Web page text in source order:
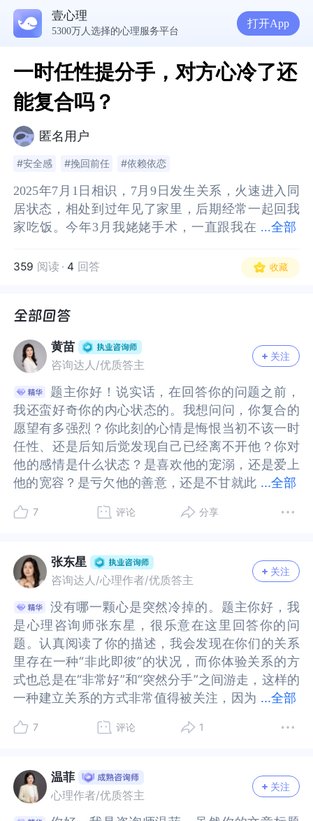
壹心理
5300万人选择的心理服务平台
打开App
一时任性提分手，对方心冷了还
能复合吗？
匿名用户
#安全感 #挽回前任 #依赖依恋
...全部
2025年7月1日相识，7月9日发生关系，火速进入同
居状态，相处到过年见了家里，后期经常一起回我
家吃饭。今年3月我姥姥手术，一直跟我在
查，也一直陪着我。从开始到分手的前一个月，对
我都是很好的，因为他的宠溺和忍让，让我忘乎所
喜欢他，他是特别特别孝顺的人。我是孝，但不会
顺，跟父母脾气急躁不会控制情绪，他也说过我。
我总是控制不住。他从小单亲，跟妈妈，从离婚就
再没见过父亲有过联系，前几年妈妈还因病去世
了。他离异，有一个16岁女儿，但女儿跟前妻生
活。我未婚未孕。然后今年5月17晚，因为我的无理
取闹，追问逼迫不让睡觉，必须说清楚，最后情绪
爆发。出走，分手。5月19号我去找他给他送了近期
的衣服鞋子，日用品。晚上回家发了小作文，表达
了可以冷静，别分手，我意识到了我的问题，会
说话了，他态度明确表达分手，我着急的去了他
只是说来表态，还是会给空间，让他冷静后再说。
他当面告诉我，说啥也不处了，累了，太累了，从
来没这么累过，我的情绪不稳定焦虑，让他抑郁，
他觉得我让他有阴影。不处了，以后都不谈了，一
个人挺好的。说我再去家里堵就搬家，换工作。我
说不会，会给你时间空间考虑，我们缓一缓，我会
改。我走了。后期正经事说话也会回复嗯嗯。我跟
家里撒谎说他出差了。这个说辞也提前只会过他。
我妈妈发WX关心，他也顺着说了，并没有拆穿。昨
天发了反思信息，并没求原谅，也没求复合。他也
回复了一句，赶紧研究挣钱吧。(分手前一个半月我
说别上火，有他呢）
他1986年男
2025年7月1日相识，7月9日发生关系，火速进入同
居状态，相处到过年见了家里，后期经常一起回我
家吃饭。今年3月我姥姥手术，一直跟我在医院陪床
陪着我。从开始到分手的前一个月，对我都是很好
的，因为他的宠溺和忍让，让我忘乎所以，忘记他
是特别特别孝顺的人。我是孝，但不会顺，跟父母
脾气急躁不会控制情绪，他也说过我。我总是控制
不住。他从小单亲，跟妈妈，从离婚就再没见过父
亲有过联系，前几年妈妈还因病去世了。他离异，
有一个16岁女儿，但女儿跟前妻生活。我未婚未
孕。然后今年5月17晚，因为我的无理取闹，追问逼
迫不让睡觉，必须说清楚，最后情绪爆发。出走，
分手。5月19号我去找他给他送了近期的衣服鞋子，
日用品。晚上回家发了小作文，表达了可以冷静，
别分手，我意识到了我的问题，会改。给他时间空
明确表达分手，我着急的去了他家，但不是狠狠纠
是会给空间，让他冷静后再说。他当面告诉我，说
啥也不处了，累了，太累了，从来没这么累过，我
的情绪不稳定焦虑，让他抑郁，他觉得我让他有阴
影。不处了，以后都不谈了，一个人挺好的。说我
再去家里堵就搬家，换工作。我说不会，会给你时
间空间考虑，我们缓一缓，我会改。我走了。后期
正经事说话也会回复嗯嗯。我跟家里撒谎说他出差
了。这个说辞也提前只会过他。我妈妈发WX关心，
他也顺着说了，并没有拆穿。昨天发了反思信息，
并没求原谅，也没求复合。他也回复了一句，赶紧
研究挣钱吧。(分手前一个半月我辞职了，然后也是
呢）
他1986年男
359 阅读 · 4 回答 收藏
黄苗
咨询达人/优质答主
关注
...全部
题主你好！说实话，在回答你的问题之前，
我还蛮好奇你的内心状态的。我想问问，你复合的
愿望有多强烈？你此刻的心情是悔恨当初不该一时
任性、还是后知后觉发现自己已经离不开他？你对
他的感情是什么状态？是喜欢他的宠溺，还是爱上
他的宽容？是亏欠他的善意，还是不甘就此
内心动态的并不多。所以我在想，你可能需要更深
有情绪时更多倾向于用行动化表达。比如：很快认
识建立关系，「火速」进入同居；逼迫不让睡觉，
必须说清楚；他态度明确表达分手，你「着急」去
了他家...我猜你是一个雷厉风行、处事利落的人，
这种特质在工作、生活中也许很高效，不过在情感
的世界里，有时需要另一种节奏。我建议你可以把
速度放慢一点，留一点时间和空间沉淀一下，好让
你的情绪跟上你的身体，尝试用语言表达你的情感
而不仅是行动。也可以开启一段心理咨询，了解和
看见自己面对情感的状态。至于是否能复合，也许
可以放在下一步。或许等你调整好自己的状态，先
心理咨询师黄苗，世界和我爱着你。
我还蛮好奇你的内心状态的。我想问问，你复合的
愿望有多强烈？你此刻的心情是悔恨当初不该一时
任性、还是后知后觉发现自己已经离不开他？你对
他的感情是什么状态？是喜欢他的宠溺，还是爱上
他的宽容？是亏欠他的善意，还是不甘就此别过？
态的并不多。所以我在想，你可能需要更深一层，
时更多倾向于用行动化表达。比如：很快认识建立
关系，「火速」进入同居；逼迫不让睡觉，必须说
清楚；他态度明确表达分手，你「着急」去了他
家...我猜你是一个雷厉风行、处事利落的人，这种
特质在工作、生活中也许很高效，不过在情感的世
界里，有时需要另一种节奏。我建议你可以把速度
放慢一点，留一点时间和空间沉淀一下，好让你的
情绪跟上你的身体，尝试用语言表达你的情感而不
仅是行动。也可以开启一段心理咨询，了解和看见
自己面对情感的状态。至于是否能复合，也许可以
放在下一步。或许等你调整好自己的状态，先与自
咨询师黄苗，世界和我爱着你。
7 评论 分享
张东星
咨询达人/心理作者/优质答主
关注
...全部
没有哪一颗心是突然冷掉的。题主你好，我
是心理咨询师张东星，很乐意在这里回答你的问
题。认真阅读了你的描述，我会发现在你们的关系
里存在一种“非此即彼”的状况，而你体验关系的方
式也总是在“非常好”和“突然分手”之间游走，这样的
一种建立关系的方式非常值得被关注，因为
的情谊，而这也许是你们关系相处到现在，出现“分
爱，获得对方情绪情感的支持，只有拥有这些才能
让你感受到短暂的满足，如果不是这样，你可能会
常常感到焦虑，暴躁，甚至需要逼迫对方，以此换
是心理咨询师张东星，很乐意在这里回答你的问
题。认真阅读了你的描述，我会发现在你们的关系
里存在一种“非此即彼”的状况，而你体验关系的方
式也总是在“非常好”和“突然分手”之间游走，这样的
一种建立关系的方式非常值得被关注，因为它意味
谊，而这也许是你们关系相处到现在，出现“分
爱，获得对方情绪情感的支持，只有拥有这些才能
让你感受到短暂的满足，如果不是这样，你可能会
常常感到焦虑，暴躁，甚至需要逼迫对方，以此换
7 评论 1
温菲
心理作者/优质答主
关注